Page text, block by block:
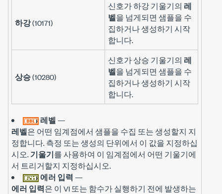
하강(10171)
신호가 하강 기울기의 레
벨을 넘게되면 샘플을 수
집하거나 생성하기 시작
합니다.
상승(10280)
신호가 상승 기울기의 레
벨을 넘게되면 샘플을 수
집하거나 생성하기 시작
합니다.
레벨 —
레벨은 어떤 임계점에서 샘플을 수집 또는 생성할지 지
정합니다. 측정 또는 생성의 단위에서 이 값을 지정하십
시오.기울기를 사용하여 이 임계점에서 어떤 기울기에
서 트리거할지 지정하십시오.
에러 입력 —
에러 입력은 이 VI 또는 함수가 실행하기 전에 발생하는